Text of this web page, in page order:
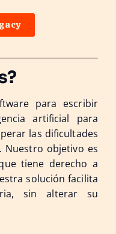
para escribir
artificial para
las dificultades
Nuestro objetivo es
tiene derecho a
solución facilita
sin alterar su